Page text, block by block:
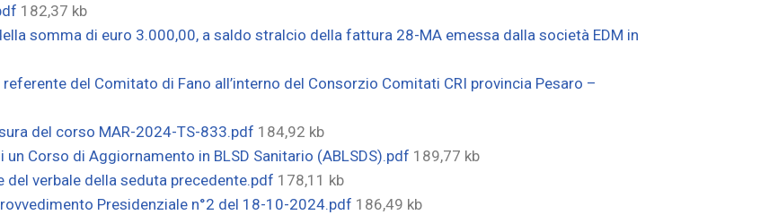
182,37 kb
somma di euro 3.000,00, a saldo stralcio della fattura 28-MA emessa dalla società EDM in
del Comitato di Fano all’interno del Consorzio Comitati CRI provincia Pesaro –
del corso MAR-2024-TS-833.pdf 184,92 kb
Corso di Aggiornamento in BLSD Sanitario (ABLSDS).pdf 189,77 kb
verbale della seduta precedente.pdf 178,11 kb
Presidenziale n°2 del 18-10-2024.pdf 186,49 kb